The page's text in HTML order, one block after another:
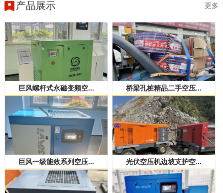
产品展示 更多
巨风螺杆式永磁变频空... 桥梁孔桩精品二手空压...
巨风一级能效系列空压... 光伏空压机边坡支护空...